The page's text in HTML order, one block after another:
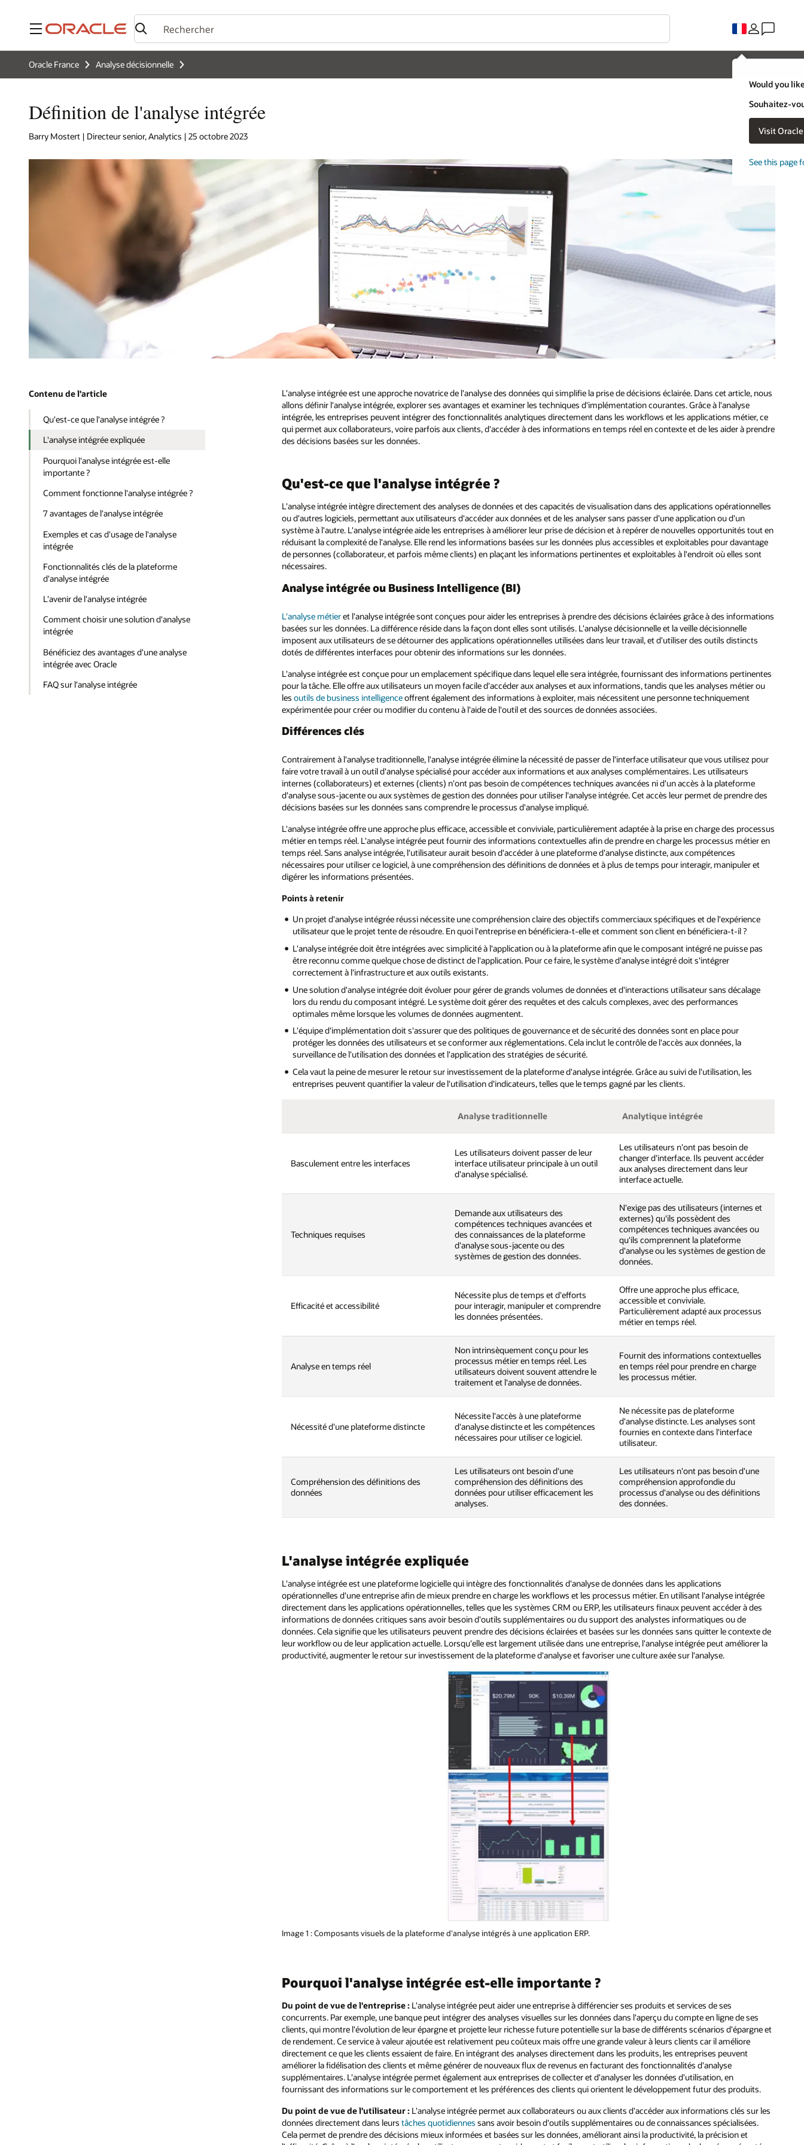
Menu
Would you
Souhaitez-
Visit
See this page
Oracle France Analyse décisionnelle
Définition de l'analyse intégrée
Barry Mostert | Directeur senior, Analytics | 25 octobre 2023
Contenu de l'article
Qu'est-ce que l'analyse intégrée ?
L'analyse intégrée expliquée
Pourquoi l'analyse intégrée est-elle
importante ?
Comment fonctionne l'analyse intégrée ?
7 avantages de l'analyse intégrée
Exemples et cas d'usage de l'analyse
intégrée
Fonctionnalités clés de la plateforme
d'analyse intégrée
L'avenir de l'analyse intégrée
Comment choisir une solution d'analyse
intégrée
Bénéficiez des avantages d'une analyse
intégrée avec Oracle
FAQ sur l'analyse intégrée
L'analyse intégrée est une approche novatrice de l'analyse des données qui simplifie la prise de décisions éclairée. Dans cet article, nous
allons définir l'analyse intégrée, explorer ses avantages et examiner les techniques d'implémentation courantes. Grâce à l'analyse
intégrée, les entreprises peuvent intégrer des fonctionnalités analytiques directement dans les workflows et les applications métier, ce
qui permet aux collaborateurs, voire parfois aux clients, d'accéder à des informations en temps réel en contexte et de les aider à prendre
des décisions basées sur les données.
Qu'est-ce que l'analyse intégrée ?
L'analyse intégrée intègre directement des analyses de données et des capacités de visualisation dans des applications opérationnelles
ou d'autres logiciels, permettant aux utilisateurs d'accéder aux données et de les analyser sans passer d'une application ou d'un
système à l'autre. L'analyse intégrée aide les entreprises à améliorer leur prise de décision et à repérer de nouvelles opportunités tout en
réduisant la complexité de l'analyse. Elle rend les informations basées sur les données plus accessibles et exploitables pour davantage
de personnes (collaborateur, et parfois même clients) en plaçant les informations pertinentes et exploitables à l'endroit où elles sont
nécessaires.
Analyse intégrée ou Business Intelligence (BI)
L'analyse métieret l'analyse intégrée sont conçues pour aider les entreprises à prendre des décisions éclairées grâce à des informations
basées sur les données. La différence réside dans la façon dont elles sont utilisés. L'analyse décisionnelle et la veille décisionnelle
imposent aux utilisateurs de se détourner des applications opérationnelles utilisées dans leur travail, et d'utiliser des outils distincts
dotés de différentes interfaces pour obtenir des informations sur les données.
L'analyse intégrée est conçue pour un emplacement spécifique dans lequel elle sera intégrée, fournissant des informations pertinentes
pour la tâche. Elle offre aux utilisateurs un moyen facile d'accéder aux analyses et aux informations, tandis que les analyses métier ou
lesoutils de business intelligenceoffrent également des informations à exploiter, mais nécessitent une personne techniquement
expérimentée pour créer ou modifier du contenu à l'aide de l'outil et des sources de données associées.
Différences clés
Contrairement à l'analyse traditionnelle, l'analyse intégrée élimine la nécessité de passer de l'interface utilisateur que vous utilisez pour
faire votre travail à un outil d'analyse spécialisé pour accéder aux informations et aux analyses complémentaires. Les utilisateurs
internes (collaborateurs) et externes (clients) n'ont pas besoin de compétences techniques avancées ni d'un accès à la plateforme
d'analyse sous-jacente ou aux systèmes de gestion des données pour utiliser l'analyse intégrée. Cet accès leur permet de prendre des
décisions basées sur les données sans comprendre le processus d'analyse impliqué.
L'analyse intégrée offre une approche plus efficace, accessible et conviviale, particulièrement adaptée à la prise en charge des processus
métier en temps réel. L'analyse intégrée peut fournir des informations contextuelles afin de prendre en charge les processus métier en
temps réel. Sans analyse intégrée, l'utilisateur aurait besoin d'accéder à une plateforme d'analyse distincte, aux compétences
nécessaires pour utiliser ce logiciel, à une compréhension des définitions de données et à plus de temps pour interagir, manipuler et
digérer les informations présentées.
Points à retenir
Un projet d'analyse intégrée réussi nécessite une compréhension claire des objectifs commerciaux spécifiques et de l'expérience
utilisateur que le projet tente de résoudre. En quoi l'entreprise en bénéficiera-t-elle et comment son client en bénéficiera-t-il ?
L'analyse intégrée doit être intégrées avec simplicité à l'application ou à la plateforme afin que le composant intégré ne puisse pas
être reconnu comme quelque chose de distinct de l'application. Pour ce faire, le système d'analyse intégré doit s'intégrer
correctement à l'infrastructure et aux outils existants.
Une solution d'analyse intégrée doit évoluer pour gérer de grands volumes de données et d'interactions utilisateur sans décalage
lors du rendu du composant intégré. Le système doit gérer des requêtes et des calculs complexes, avec des performances
optimales même lorsque les volumes de données augmentent.
L'équipe d'implémentation doit s'assurer que des politiques de gouvernance et de sécurité des données sont en place pour
protéger les données des utilisateurs et se conformer aux réglementations. Cela inclut le contrôle de l'accès aux données, la
surveillance de l'utilisation des données et l'application des stratégies de sécurité.
Cela vaut la peine de mesurer le retour sur investissement de la plateforme d'analyse intégrée. Grâce au suivi de l'utilisation, les
entreprises peuvent quantifier la valeur de l'utilisation d'indicateurs, telles que le temps gagné par les clients.
Analyse traditionnelle Analytique intégrée
Basculement entre les interfaces
Les utilisateurs doivent passer de leur
interface utilisateur principale à un outil
d'analyse spécialisé.
Les utilisateurs n'ont pas besoin de
changer d'interface. Ils peuvent accéder
aux analyses directement dans leur
interface actuelle.
Techniques requises
Demande aux utilisateurs des
compétences techniques avancées et
des connaissances de la plateforme
d'analyse sous-jacente ou des
systèmes de gestion des données.
N'exige pas des utilisateurs (internes et
externes) qu'ils possèdent des
compétences techniques avancées ou
qu'ils comprennent la plateforme
d'analyse ou les systèmes de gestion de
données.
Efficacité et accessibilité
Nécessite plus de temps et d'efforts
pour interagir, manipuler et comprendre
les données présentées.
Offre une approche plus efficace,
accessible et conviviale.
Particulièrement adapté aux processus
métier en temps réel.
Analyse en temps réel
Non intrinsèquement conçu pour les
processus métier en temps réel. Les
utilisateurs doivent souvent attendre le
traitement et l'analyse de données.
Fournit des informations contextuelles
en temps réel pour prendre en charge
les processus métier.
Nécessité d'une plateforme distincte
Nécessite l'accès à une plateforme
d'analyse distincte et les compétences
nécessaires pour utiliser ce logiciel.
Ne nécessite pas de plateforme
d'analyse distincte. Les analyses sont
fournies en contexte dans l'interface
utilisateur.
Compréhension des définitions des
données
Les utilisateurs ont besoin d'une
compréhension des définitions des
données pour utiliser efficacement les
analyses.
Les utilisateurs n'ont pas besoin d'une
compréhension approfondie du
processus d'analyse ou des définitions
des données.
L'analyse intégrée expliquée
L'analyse intégrée est une plateforme logicielle qui intègre des fonctionnalités d'analyse de données dans les applications
opérationnelles d'une entreprise afin de mieux prendre en charge les workflows et les processus métier. En utilisant l'analyse intégrée
directement dans les applications opérationnelles, telles que les systèmes CRM ou ERP, les utilisateurs finaux peuvent accéder à des
informations de données critiques sans avoir besoin d'outils supplémentaires ou du support des analystes informatiques ou de
données. Cela signifie que les utilisateurs peuvent prendre des décisions éclairées et basées sur les données sans quitter le contexte de
leur workflow ou de leur application actuelle. Lorsqu'elle est largement utilisée dans une entreprise, l'analyse intégrée peut améliorer la
productivité, augmenter le retour sur investissement de la plateforme d'analyse et favoriser une culture axée sur l'analyse.
Image 1 : Composants visuels de la plateforme d'analyse intégrés à une application ERP.
Pourquoi l'analyse intégrée est-elle importante ?
Du point de vue de l'entreprise : L'analyse intégrée peut aider une entreprise à différencier ses produits et services de ses
concurrents. Par exemple, une banque peut intégrer des analyses visuelles sur les données dans l'aperçu du compte en ligne de ses
clients, qui montre l'évolution de leur épargne et projette leur richesse future potentielle sur la base de différents scénarios d'épargne et
de rendement. Ce service à valeur ajoutée est relativement peu coûteux mais offre une grande valeur à leurs clients car il améliore
directement ce que les clients essaient de faire. En intégrant des analyses directement dans les produits, les entreprises peuvent
améliorer la fidélisation des clients et même générer de nouveaux flux de revenus en facturant des fonctionnalités d'analyse
supplémentaires. L'analyse intégrée permet également aux entreprises de collecter et d'analyser les données d'utilisation, en
fournissant des informations sur le comportement et les préférences des clients qui orientent le développement futur des produits.
Du point de vue de l'utilisateur : L'analyse intégrée permet aux collaborateurs ou aux clients d'accéder aux informations clés sur les
données directement dans leurstâches quotidiennes sans avoir besoin d'outils supplémentaires ou de connaissances spécialisées.
Cela permet de prendre des décisions mieux informées et basées sur les données, améliorant ainsi la productivité, la précision et